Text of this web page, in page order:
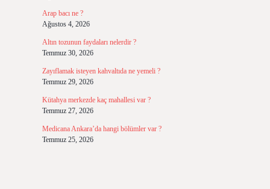
Arap bacı ne ?
Ağustos 4, 2026
Altın tozunun faydaları nelerdir ?
Temmuz 30, 2026
Zayıflamak isteyen kahvaltıda ne yemeli ?
Temmuz 29, 2026
Kütahya merkezde kaç mahallesi var ?
Temmuz 27, 2026
Medicana Ankara’da hangi bölümler var ?
Temmuz 25, 2026